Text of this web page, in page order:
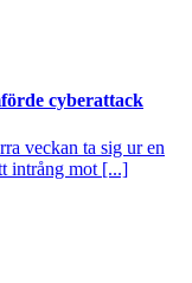
cyberattack
veckan ta sig ur en
intrång mot [...]